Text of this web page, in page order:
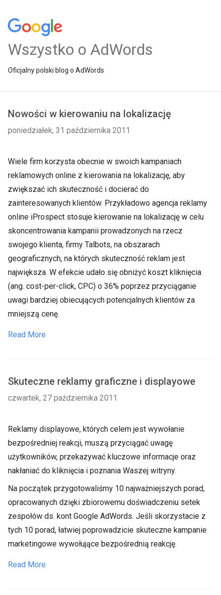
Wszystko o AdWords
Oficjalny polski blog o AdWords
Nowości w kierowaniu na lokalizację
poniedziałek, 31 października 2011
Wiele firm korzysta obecnie w swoich kampaniach
reklamowych online z kierowania na lokalizację, aby
zwiększać ich skuteczność i docierać do
zainteresowanych klientów. Przykładowo agencja reklamy
online iProspect stosuje kierowanie na lokalizację w celu
skoncentrowania kampanii prowadzonych na rzecz
swojego klienta, firmy Talbots, na obszarach
geograficznych, na których skuteczność reklam jest
największa. W efekcie udało się obniżyć koszt kliknięcia
(ang. cost-per-click, CPC) o 36% poprzez przyciąganie
uwagi bardziej obiecujących potencjalnych klientów za
mniejszą cenę.
Read More
Skuteczne reklamy graficzne i displayowe
czwartek, 27 października 2011
Reklamy displayowe, których celem jest wywołanie
bezpośredniej reakcji, muszą przyciągać uwagę
użytkowników, przekazywać kluczowe informacje oraz
nakłaniać do kliknięcia i poznania Waszej witryny.
Na początek przygotowaliśmy 10 najważniejszych porad,
opracowanych dzięki zbiorowemu doświadczeniu setek
zespołów ds. kont Google AdWords. Jeśli skorzystacie z
tych 10 porad, łatwiej poprowadzicie skuteczne kampanie
marketingowe wywołujące bezpośrednią reakcję.
Read More